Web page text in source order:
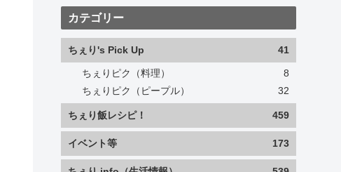
カテゴリー
ちぇり's Pick Up 41
ちぇりピク（料理）
8
ちぇりピク（ピープル）
32
ちぇり飯レシピ！ 459
イベント等 173